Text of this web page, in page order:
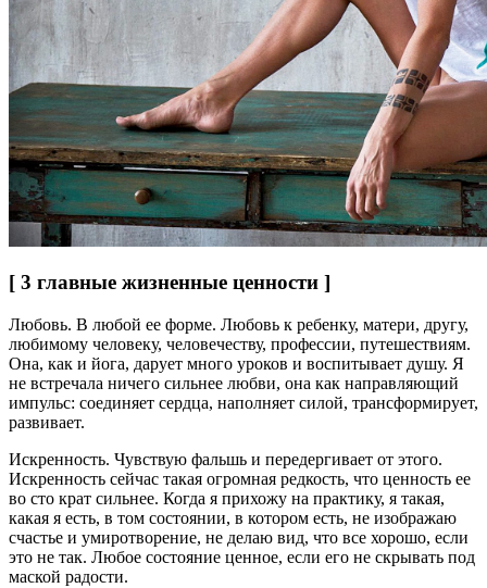
[ 3 главные жизненные ценности ]
Любовь. В любой ее форме. Любовь к ребенку, матери, другу,
любимому человеку, человечеству, профессии, путешествиям.
Она, как и йога, дарует много уроков и воспитывает душу. Я
не встречала ничего сильнее любви, она как направляющий
импульс: соединяет сердца, наполняет силой, трансформирует,
развивает.
Искренность. Чувствую фальшь и передергивает от этого.
Искренность сейчас такая огромная редкость, что ценность ее
во сто крат сильнее. Когда я прихожу на практику, я такая,
какая я есть, в том состоянии, в котором есть, не изображаю
счастье и умиротворение, не делаю вид, что все хорошо, если
это не так. Любое состояние ценное, если его не скрывать под
маской радости.